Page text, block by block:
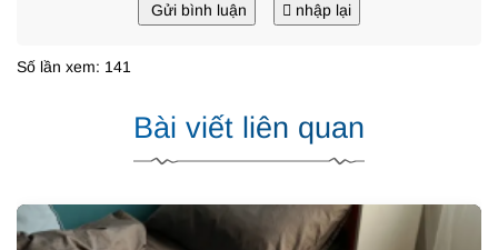
Gửi bình luận nhập lại
Số lần xem: 141
Bài viết liên quan